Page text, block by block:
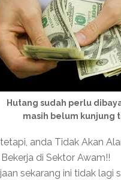
Hutang sudah perlu
masih belum kunjung
anda Tidak Akan
di Sektor Awam!!
sekarang ini tidak lagi